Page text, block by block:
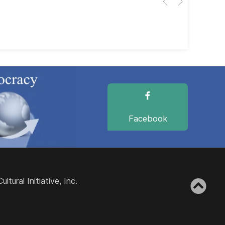
Facebook
Initiative, Inc.